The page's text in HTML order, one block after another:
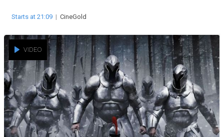
Starts at 21:09 | CineGold
VIDEO